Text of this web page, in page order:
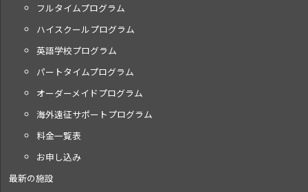
フルタイムプログラム
ハイスクールプログラム
英語学校プログラム
パートタイムプログラム
オーダーメイドプログラム
海外遠征サポートプログラム
料金一覧表
お申し込み
最新の施設